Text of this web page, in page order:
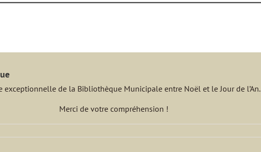
exceptionnelle de la Bibliothèque Municipale entre Noël et le Jour de l’An.
Merci de votre compréhension !